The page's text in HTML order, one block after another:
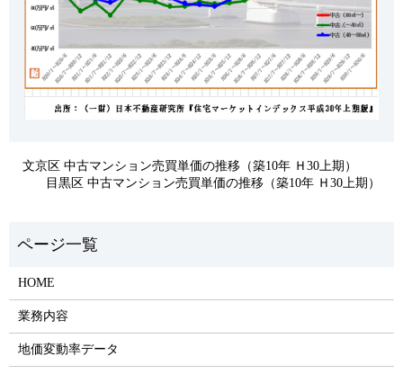
文京区 中古マンション売買単価の推移（築10年 Ｈ30上期）
目黒区 中古マンション売買単価の推移（築10年 Ｈ30上期）
HOME
業務内容
地価変動率データ